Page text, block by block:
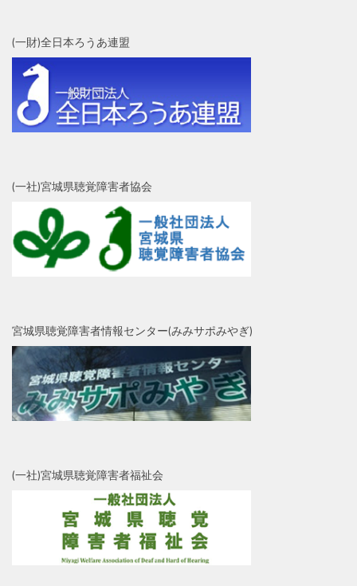
(一財)全日本ろうあ連盟
(一社)宮城県聴覚障害者協会
宮城県聴覚障害者情報センター(みみサポみやぎ)
(一社)宮城県聴覚障害者福祉会